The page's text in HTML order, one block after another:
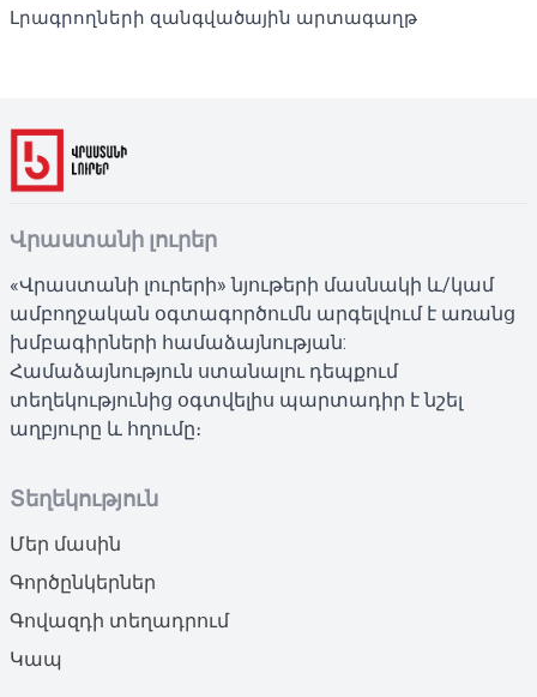
Լրագրողների զանգվածային արտագաղթ
Վրաստանի լուրեր
«Վրաստանի լուրերի» նյութերի մասնակի և/կամ
ամբողջական օգտագործումն արգելվում է առանց
խմբագիրների համաձայնության:
Համաձայնություն ստանալու դեպքում
տեղեկությունից օգտվելիս պարտադիր է նշել
աղբյուրը և հղումը։
Տեղեկություն
Մեր մասին
Գործընկերներ
Գովազդի տեղադրում
Կապ